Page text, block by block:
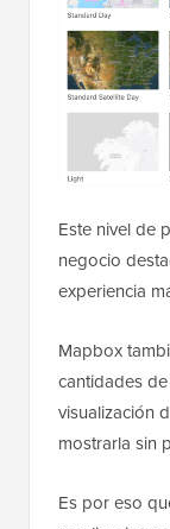
Este nivel de
negocio
experiencia
Mapbox
cantidades
visualización
mostrarla sin
Es por eso